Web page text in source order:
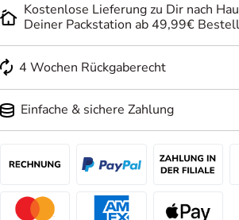
Kostenlose Lieferung zu Dir nach
Deiner Packstation ab 49,99€
4 Wochen Rückgaberecht
Einfache & sichere Zahlung